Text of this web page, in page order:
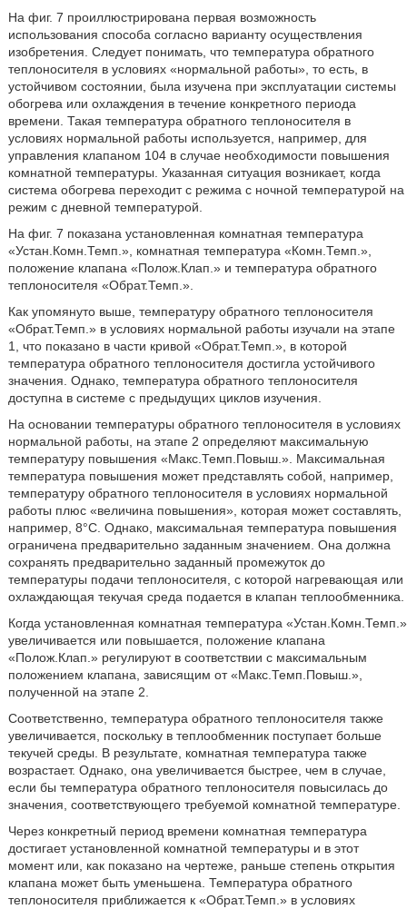
На фиг. 7 проиллюстрирована первая возможность
использования способа согласно варианту осуществления
изобретения. Следует понимать, что температура обратного
теплоносителя в условиях «нормальной работы», то есть, в
устойчивом состоянии, была изучена при эксплуатации системы
обогрева или охлаждения в течение конкретного периода
времени. Такая температура обратного теплоносителя в
условиях нормальной работы используется, например, для
управления клапаном 104 в случае необходимости повышения
комнатной температуры. Указанная ситуация возникает, когда
система обогрева переходит с режима с ночной температурой на
режим с дневной температурой.
На фиг. 7 показана установленная комнатная температура
«Устан.Комн.Темп.», комнатная температура «Комн.Темп.»,
положение клапана «Полож.Клап.» и температура обратного
теплоносителя «Обрат.Темп.».
Как упомянуто выше, температуру обратного теплоносителя
«Обрат.Темп.» в условиях нормальной работы изучали на этапе
1, что показано в части кривой «Обрат.Темп.», в которой
температура обратного теплоносителя достигла устойчивого
значения. Однако, температура обратного теплоносителя
доступна в системе с предыдущих циклов изучения.
На основании температуры обратного теплоносителя в условиях
нормальной работы, на этапе 2 определяют максимальную
температуру повышения «Макс.Темп.Повыш.». Максимальная
температура повышения может представлять собой, например,
температуру обратного теплоносителя в условиях нормальной
работы плюс «величина повышения», которая может составлять,
например, 8°С. Однако, максимальная температура повышения
ограничена предварительно заданным значением. Она должна
сохранять предварительно заданный промежуток до
температуры подачи теплоносителя, с которой нагревающая или
охлаждающая текучая среда подается в клапан теплообменника.
Когда установленная комнатная температура «Устан.Комн.Темп.»
увеличивается или повышается, положение клапана
«Полож.Клап.» регулируют в соответствии с максимальным
положением клапана, зависящим от «Макс.Темп.Повыш.»,
полученной на этапе 2.
Соответственно, температура обратного теплоносителя также
увеличивается, поскольку в теплообменник поступает больше
текучей среды. В результате, комнатная температура также
возрастает. Однако, она увеличивается быстрее, чем в случае,
если бы температура обратного теплоносителя повысилась до
значения, соответствующего требуемой комнатной температуре.
Через конкретный период времени комнатная температура
достигает установленной комнатной температуры и в этот
момент или, как показано на чертеже, раньше степень открытия
клапана может быть уменьшена. Температура обратного
теплоносителя приближается к «Обрат.Темп.» в условиях